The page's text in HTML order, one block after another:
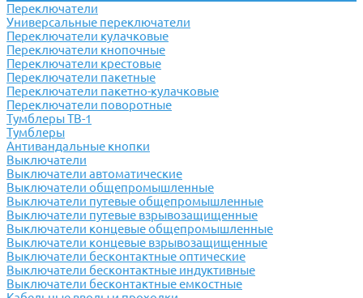
Переключатели
Универсальные переключатели
Переключатели кулачковые
Переключатели кнопочные
Переключатели крестовые
Переключатели пакетные
Переключатели пакетно-кулачковые
Переключатели поворотные
Тумблеры ТВ-1
Тумблеры
Антивандальные кнопки
Выключатели
Выключатели автоматические
Выключатели общепромышленные
Выключатели путевые общепромышленные
Выключатели путевые взрывозащищенные
Выключатели концевые общепромышленные
Выключатели концевые взрывозащищенные
Выключатели бесконтактные оптические
Выключатели бесконтактные индуктивные
Выключатели бесконтактные емкостные